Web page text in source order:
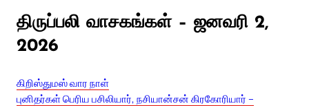
திருப்பலி வாசகங்கள் – ஜனவரி 2,
2026
கிறிஸ்துமஸ் வார நாள்
புனிதர்கள் பெரிய பசிலியார், நசியான்சன் கிரகோரியார் –